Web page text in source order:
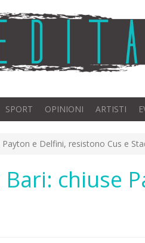
SPORT OPINIONI ARTISTI
e Delfini, resistono Cus e
chiuse